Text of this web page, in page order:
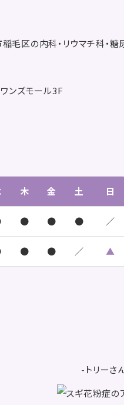
ワンズモール3F
木 金 土 日
● ● ● ／
● ● ／ ▲
-トリーさ